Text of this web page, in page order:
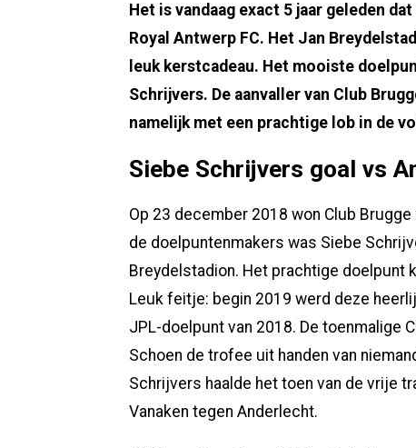
Het is vandaag exact 5 jaar geleden
Royal Antwerp FC. Het Jan
leuk kerstcadeau. Het mooiste
Schrijvers. De aanvaller van Club
namelijk met een prachtige lob in de
Siebe Schrijvers goal vs
Op 23 december 2018 won Club
de doelpuntenmakers was Siebe
Breydelstadion. Het prachtige doelpunt
Leuk feitje: begin 2019 werd deze
JPL-doelpunt van 2018. De toenmalige
Schoen de trofee uit handen van
Schrijvers haalde het toen van de vrije
Vanaken tegen Anderlecht.